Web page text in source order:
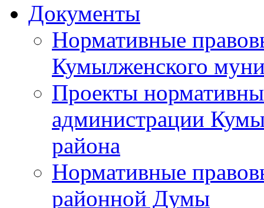
Документы
Нормативные
Кумылженского
Проекты
администрации
района
Нормативные
районной Думы